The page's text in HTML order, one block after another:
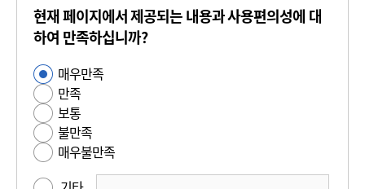
현재 페이지에서 제공되는 내용과 사용편의성에 대
하여 만족하십니까?
사
용
편
의
성
매우만족
만족
보통
불만족
매우불만족